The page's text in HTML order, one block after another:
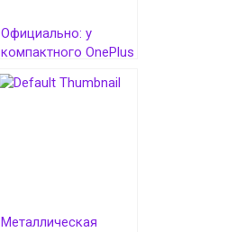
Официально: у
компактного OnePlus
13T будет батарея
емкостью свыше
Металлическая